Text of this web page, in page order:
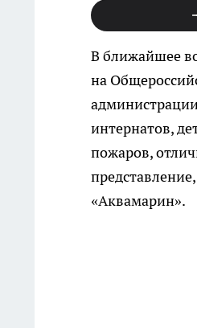
В ближайшее
на
интернатов,
пожаров,
«Аквамарин».